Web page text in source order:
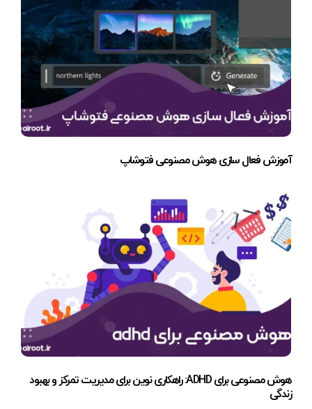
آموزش فعال سازی هوش مصنوعی فتوشاپ
هوش مصنوعی برای ADHD: راهکاری نوین برای مدیریت تمرکز و بهبود
زندگی